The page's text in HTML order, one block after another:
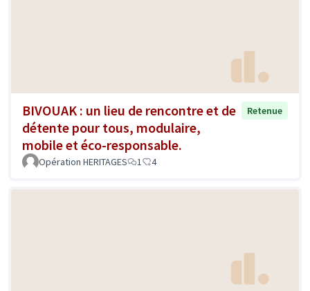
BIVOUAK : un lieu de rencontre et de
détente pour tous, modulaire,
mobile et éco-responsable.
Retenue
Opération HERITAGES 1 4